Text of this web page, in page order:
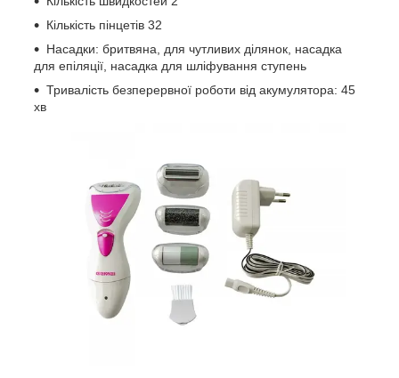
Кількість пінцетів 32
Насадки: бритвяна, для чутливих ділянок, насадка
для епіляції, насадка для шліфування ступень
Тривалість безперервної роботи від акумулятора: 45
хв